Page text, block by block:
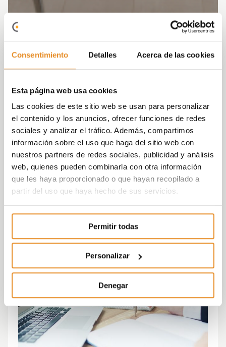
Consentimiento Detalles Acerca de las cookies
Esta página web usa cookies
Las cookies de este sitio web se usan para personalizar
el contenido y los anuncios, ofrecer funciones de redes
sociales y analizar el tráfico. Además, compartimos
información sobre el uso que haga del sitio web con
nuestros partners de redes sociales, publicidad y análisis
web, quienes pueden combinarla con otra información
que les haya proporcionado o que hayan recopilado a
partir del uso que haya hecho de sus servicios.
Permitir todas
Personalizar
Denegar